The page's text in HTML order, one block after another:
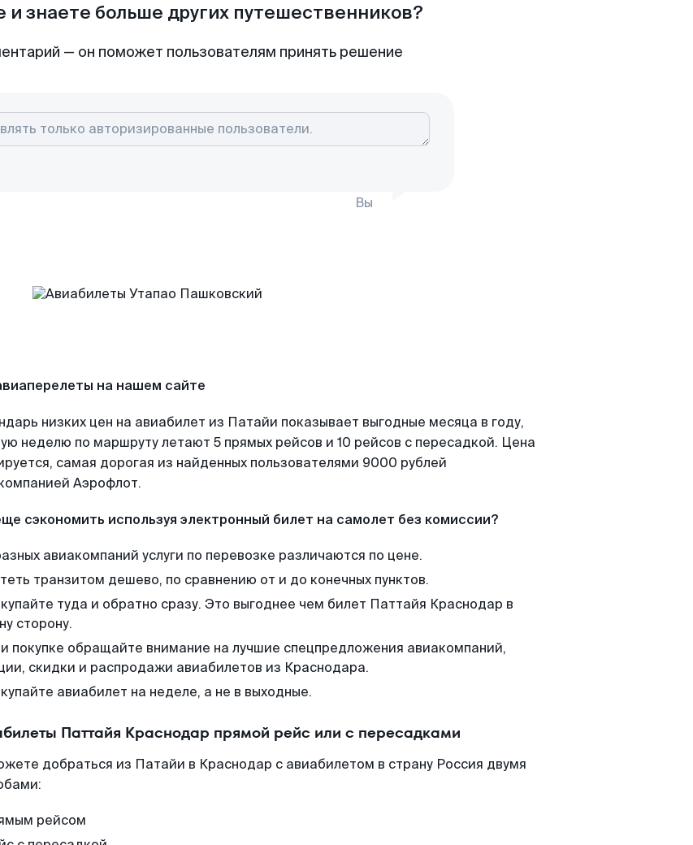
и знаете больше других путешественников?
— он поможет пользователям принять решение
Вы
на нашем сайте
низких цен на авиабилет из Патайи показывает выгодные месяца в году,
неделю по маршруту летают 5 прямых рейсов и 10 рейсов с пересадкой. Цена
самая дорогая из найденных пользователями 9000 рублей
Аэрофлот.
сэкономить используя электронный билет на самолет без комиссии?
авиакомпаний услуги по перевозке различаются по цене.
транзитом дешево, по сравнению от и до конечных пунктов.
туда и обратно сразу. Это выгоднее чем билет Паттайя Краснодар в
сторону.
покупке обращайте внимание на лучшие спецпредложения авиакомпаний,
скидки и распродажи авиабилетов из Краснодара.
авиабилет на неделе, а не в выходные.
Паттайя Краснодар прямой рейс или с пересадками
добраться из Патайи в Краснодар с авиабилетом в страну Россия двумя
рейсом